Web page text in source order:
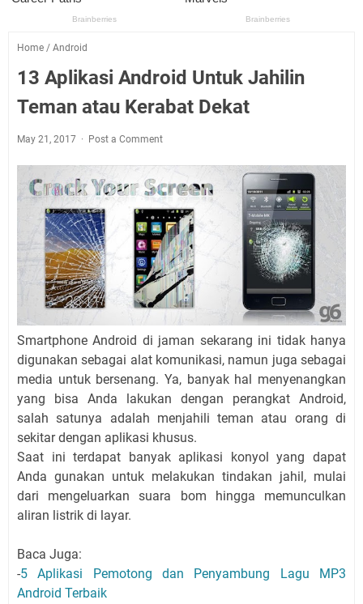
Home / Android
13 Aplikasi Android Untuk Jahilin
Teman atau Kerabat Dekat
May 21, 2017 Post a Comment
Smartphone Android di jaman sekarang ini tidak hanya
digunakan sebagai alat komunikasi, namun juga sebagai
media untuk bersenang. Ya, banyak hal menyenangkan
yang bisa Anda lakukan dengan perangkat Android,
salah satunya adalah menjahili teman atau orang di
sekitar dengan aplikasi khusus.
Saat ini terdapat banyak aplikasi konyol yang dapat
Anda gunakan untuk melakukan tindakan jahil, mulai
dari mengeluarkan suara bom hingga memunculkan
aliran listrik di layar.
Baca Juga:
-5 Aplikasi Pemotong dan Penyambung Lagu MP3
Android Terbaik